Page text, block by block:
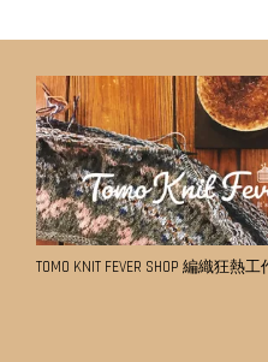
TOMO KNIT FEVER SHOP 編織狂熱